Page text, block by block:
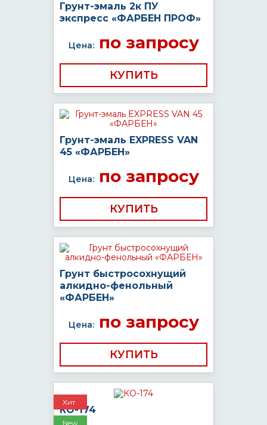
Грунт-эмаль 2к ПУ
экспресс «ФАРБЕН ПРОФ»
Цена:по запросу
КУПИТЬ
Грунт-эмаль EXPRESS VAN
45 «ФАРБЕН»
Цена:по запросу
КУПИТЬ
Грунт быстросохнущий
алкидно-фенольный
«ФАРБЕН»
Цена:по запросу
КУПИТЬ
Хит
New
КО-174